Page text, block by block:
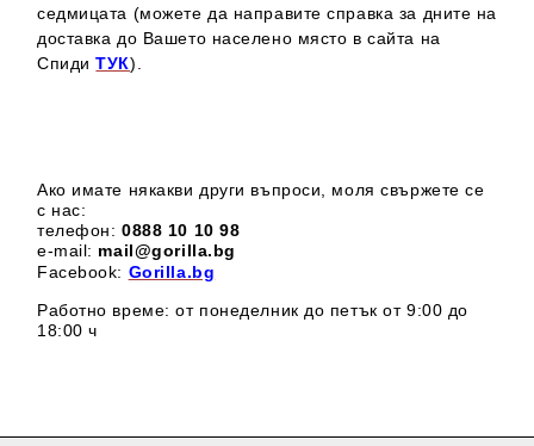
седмицата (можете да направите справка за дните на
доставка до Вашето населено място в сайта на
СпидиТУК).
Ако имате някакви други въпроси, моля свържете се
с нас:
телефон:0888 10 10 98
e-mail: mail@gorilla.bg
Facebook: Gorilla.bg
Работно време: от понеделник до петък от 9:00 до
18:00 ч